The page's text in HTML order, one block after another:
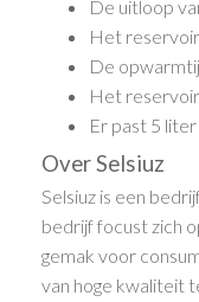
De uitloop
Het
De
Het reservoir
Er past 5
Over Selsiuz
Selsiuz is een
bedrijf focust zich
gemak voor
van hoge kwaliteit